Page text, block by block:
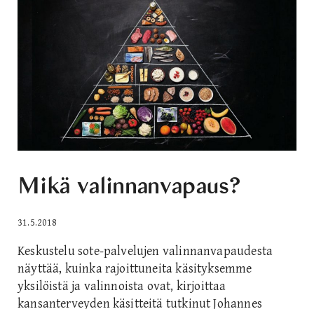
Mikä valinnanvapaus?
31.5.2018
Keskustelu sote-palvelujen valinnanvapaudesta
näyttää, kuinka rajoittuneita käsityksemme
yksilöistä ja valinnoista ovat, kirjoittaa
kansanterveyden käsitteitä tutkinut Johannes